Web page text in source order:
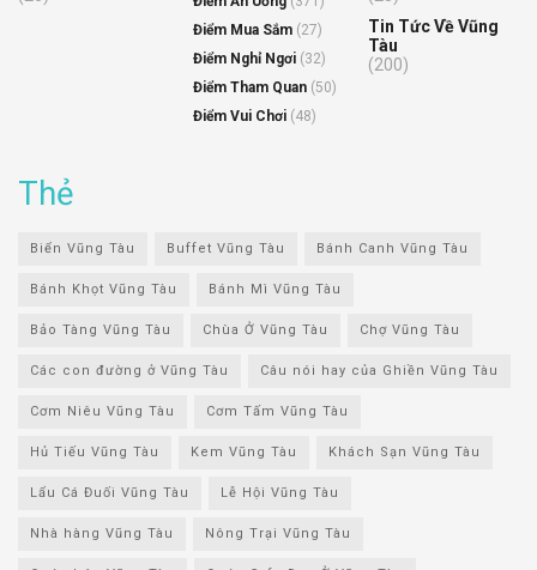
Điểm Mua Sắm (27)
Điểm Nghỉ Ngơi (32)
Điểm Tham Quan (50)
Điểm Vui Chơi (48)
Tin Tức Về Vũng
Tàu
(200)
Thẻ
Biển Vũng Tàu Buffet Vũng Tàu Bánh Canh Vũng Tàu
Bánh Khọt Vũng Tàu Bánh Mì Vũng Tàu
Bảo Tàng Vũng Tàu Chùa Ở Vũng Tàu Chợ Vũng Tàu
Các con đường ở Vũng Tàu Câu nói hay của Ghiền Vũng Tàu
Cơm Niêu Vũng Tàu Cơm Tấm Vũng Tàu
Hủ Tiếu Vũng Tàu Kem Vũng Tàu Khách Sạn Vũng Tàu
Lẩu Cá Đuối Vũng Tàu Lễ Hội Vũng Tàu
Nhà hàng Vũng Tàu Nông Trại Vũng Tàu